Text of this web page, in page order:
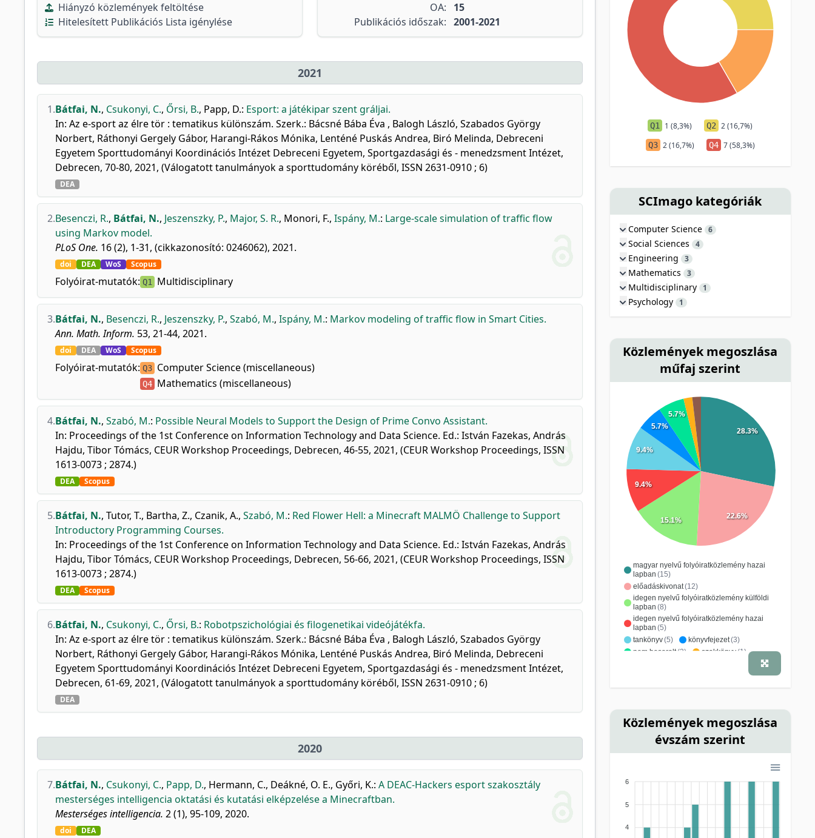
Hiányzó közlemények feltöltése
Hitelesített Publikációs Lista igénylése
OA:
15
Publikációs időszak: 2001-2021
2021
1.Bátfai, N., Csukonyi, C., Őrsi, B., Papp, D.: Esport: a játékipar szent gráljai.
In: Az e-sport az élre tör : tematikus különszám. Szerk.: Bácsné Bába Éva , Balogh László, Szabados György
Norbert, Ráthonyi Gergely Gábor, Harangi-Rákos Mónika, Lenténé Puskás Andrea, Biró Melinda, Debreceni
Egyetem Sporttudományi Koordinációs Intézet Debreceni Egyetem, Sportgazdasági és - menedzsment Intézet,
Debrecen, 70-80, 2021, (Válogatott tanulmányok a sporttudomány köréből, ISSN 2631-0910 ; 6)
DEA
2.Besenczi, R., Bátfai, N., Jeszenszky, P., Major, S. R., Monori, F., Ispány, M.: Large-scale simulation of traffic flow
using Markov model.
PLoS One. 16 (2), 1-31, (cikkazonosító: 0246062), 2021.
doi DEA WoS Scopus
Folyóirat-mutatók: Q1 Multidisciplinary
3.Bátfai, N., Besenczi, R., Jeszenszky, P., Szabó, M., Ispány, M.: Markov modeling of traffic flow in Smart Cities.
Ann. Math. Inform. 53, 21-44, 2021.
doi DEA WoS Scopus
Folyóirat-mutatók: Q3 Computer Science (miscellaneous)
Q4 Mathematics (miscellaneous)
4.Bátfai, N., Szabó, M.: Possible Neural Models to Support the Design of Prime Convo Assistant.
In: Proceedings of the 1st Conference on Information Technology and Data Science. Ed.: István Fazekas, András
Hajdu, Tibor Tómács, CEUR Workshop Proceedings, Debrecen, 46-55, 2021, (CEUR Workshop Proceedings, ISSN
1613-0073 ; 2874.)
DEA Scopus
5.Bátfai, N., Tutor, T., Bartha, Z., Czanik, A., Szabó, M.: Red Flower Hell: a Minecraft MALMÖ Challenge to Support
Introductory Programming Courses.
In: Proceedings of the 1st Conference on Information Technology and Data Science. Ed.: István Fazekas, András
Hajdu, Tibor Tómács, CEUR Workshop Proceedings, Debrecen, 56-66, 2021, (CEUR Workshop Proceedings, ISSN
1613-0073 ; 2874.)
DEA Scopus
6.Bátfai, N., Csukonyi, C., Őrsi, B.: Robotpszichológiai és filogenetikai videójátékfa.
In: Az e-sport az élre tör : tematikus különszám. Szerk.: Bácsné Bába Éva , Balogh László, Szabados György
Norbert, Ráthonyi Gergely Gábor, Harangi-Rákos Mónika, Lenténé Puskás Andrea, Biró Melinda, Debreceni
Egyetem Sporttudományi Koordinációs Intézet Debreceni Egyetem, Sportgazdasági és - menedzsment Intézet,
Debrecen, 61-69, 2021, (Válogatott tanulmányok a sporttudomány köréből, ISSN 2631-0910 ; 6)
DEA
2020
7.Bátfai, N., Csukonyi, C., Papp, D., Hermann, C., Deákné, O. E., Győri, K.: A DEAC-Hackers esport szakosztály
mesterséges intelligencia oktatási és kutatási elképzelése a Minecraftban.
Mesterséges intelligencia. 2 (1), 95-109, 2020.
doi DEA
Q1 1 (8,3%) Q2 2 (16,7%)
Q3 2 (16,7%) Q4 7 (58,3%)
SCImago kategóriák
Computer Science 6
Social Sciences 4
Engineering 3
Mathematics 3
Multidisciplinary 1
Psychology 1
Közlemények megoszlása
műfaj szerint
magyar nyelvű folyóiratközlemény hazai
lapban (15)
előadáskivonat(12)
idegen nyelvű folyóiratközlemény külföldi
lapban (8)
idegen nyelvű folyóiratközlemény hazai
lapban (5)
tankönyv(5) könyvfejezet(3)
nem besorolt (3) szakkönyv (1)
28.3%
22.6%
15.1%
9.4%
9.4%
5.7%
5.7%
Közlemények megoszlása
évszám szerint
6
5
4